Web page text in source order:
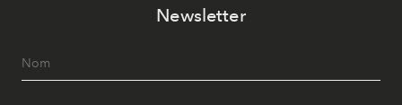
Newsletter